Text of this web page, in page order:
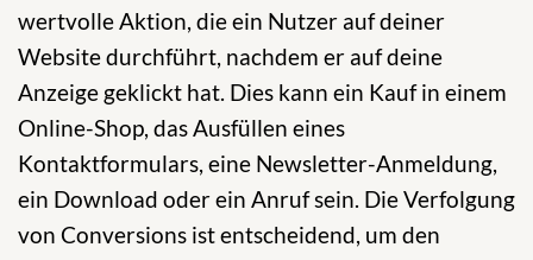
wertvolle Aktion, die ein Nutzer auf deiner
Website durchführt, nachdem er auf deine
Anzeige geklickt hat. Dies kann ein Kauf in einem
Online-Shop, das Ausfüllen eines
Kontaktformulars, eine Newsletter-Anmeldung,
ein Download oder ein Anruf sein. Die Verfolgung
von Conversions ist entscheidend, um den